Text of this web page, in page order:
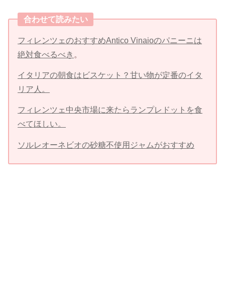
合わせて読みたい
フィレンツェのおすすめAntico Vinaioのパニーニは
絶対食べるべき 。
イタリアの朝食はビスケット？甘い物が定番のイタ
リア人。
フィレンツェ中央市場に来たらランプレドットを食
べてほしい。
ソルレオーネビオの砂糖不使用ジャムがおすすめ